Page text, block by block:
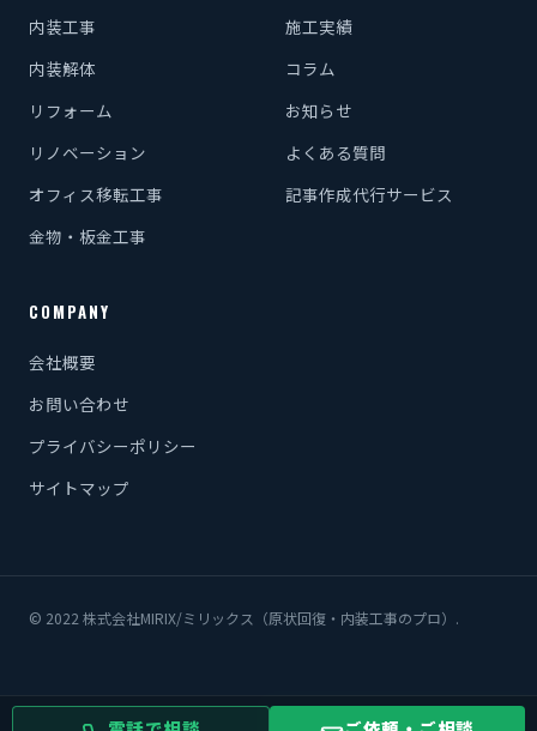
内装工事
内装解体
リフォーム
リノベーション
オフィス移転工事
金物・板金工事
施工実績
コラム
お知らせ
よくある質問
記事作成代行サービス
COMPANY
会社概要
お問い合わせ
プライバシーポリシー
サイトマップ
© 2022 株式会社MIRIX/ミリックス（原状回復・内装工事のプロ）.